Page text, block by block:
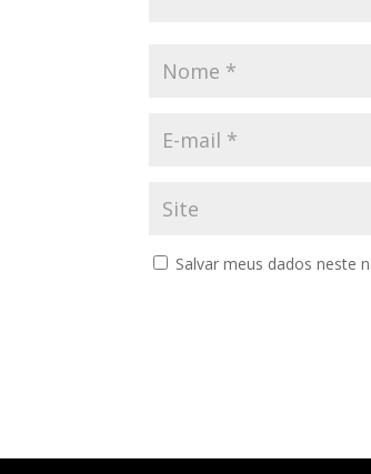
Salvar meus dados neste